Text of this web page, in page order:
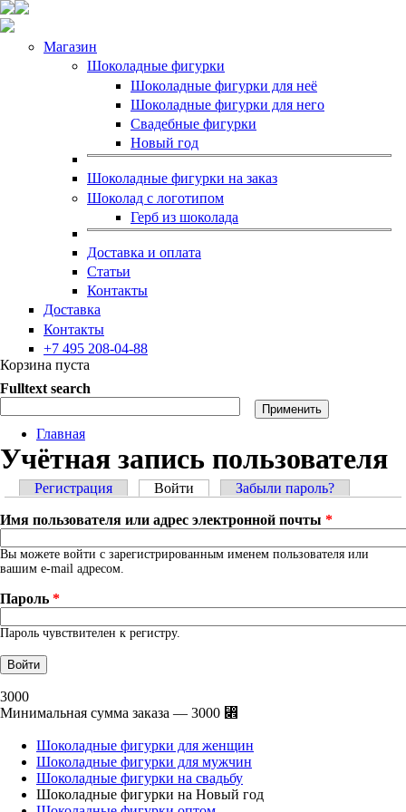
Магазин
Шоколадные фигурки
Шоколадные фигурки для неё
Шоколадные фигурки для него
Свадебные фигурки
Новый год
Шоколадные фигурки на заказ
Шоколад с логотипом
Герб из шоколада
Доставка и оплата
Статьи
Контакты
Доставка
Контакты
+7 495 208-04-88
Корзина пуста
Fulltext search
Главная
Учётная запись пользователя
Главные вкладки
Регистрация Войти (активная вкладка)
Забыли пароль?
Имя пользователя или адрес электронной почты *
Вы можете войти с зарегистрированным именем пользователя или
вашим e-mail адресом.
Пароль *
Пароль чувствителен к регистру.
3000
Минимальная сумма заказа — 3000 ⃎
Шоколадные фигурки для женщин
Шоколадные фигурки для мужчин
Шоколадные фигурки на свадьбу
Шоколадные фигурки на Новый год